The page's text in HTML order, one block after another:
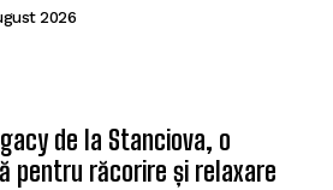
2026
de la Stanciova, o
pentru răcorire și relaxare